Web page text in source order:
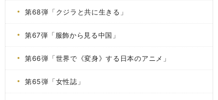
第68弾「クジラと共に生きる」
第67弾「服飾から見る中国」
第66弾「世界で《変身》する日本のアニメ」
第65弾「女性誌」